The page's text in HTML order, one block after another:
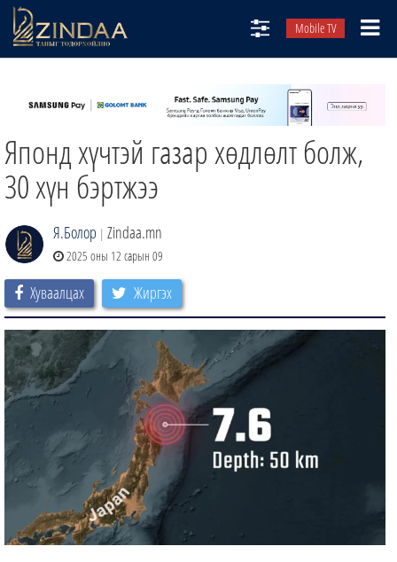
Mobile TV
ТВ8
ӨГЛӨӨНИЙ СОНИН
АУДИО ЗОХИОЛ
ЗИНДАА СЭТГҮҮЛ
Японд хүчтэй газар хөдлөлт болж,
30 хүн бэртжээ
Я.Болор | Zindaa.mn
2025 оны 12 сарын 09
Хуваалцах Жиргэх